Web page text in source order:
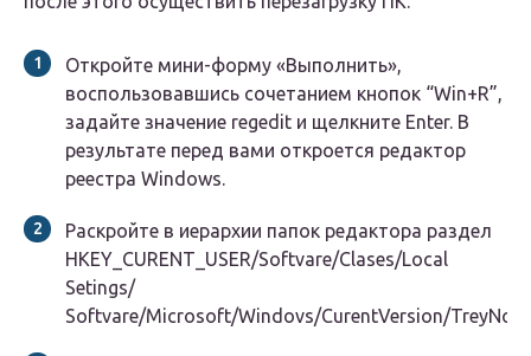
Откройте мини-форму «Выполнить»,
воспользовавшись сочетанием кнопок “Win+R”,
задайте значение regedit и щелкните Enter. В
результате перед вами откроется редактор
реестра Windows.
Раскройте в иерархии папок редактора раздел
HKEY_CURENT_USER/Softvare/Clases/Local
Setings/
Softvare/Microsoft/Windovs/CurentVersion/